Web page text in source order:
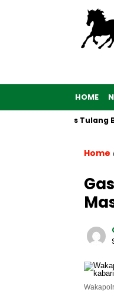
HOME
Polwan Polres Tulang
Home